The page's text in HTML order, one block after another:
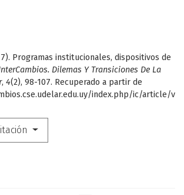
Programas institucionales, dispositivos de
Dilemas Y Transiciones De La
, 4(2), 98-107. Recuperado a partir de
index.php/ic/article/v